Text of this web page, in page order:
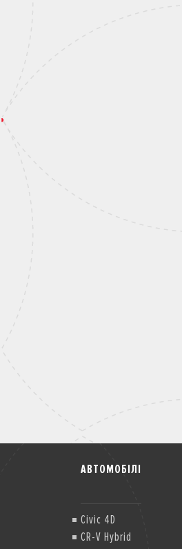
АВТОМОБІЛІ
Civic 4D
CR-V Hybrid